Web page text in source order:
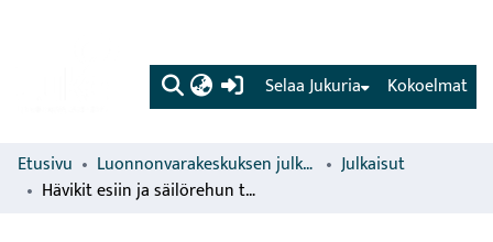
(current) Kokoelmat
Selaa Jukuria
Etusivu Luonnonvarakeskuksen julkaisut
Julkaisut
Hävikit esiin ja säilörehun tuotanto tehokkaaksi Lue myös, miten kävi pikkukakkos-sadolle ja oliko kattara hyvä nurmivalinta?